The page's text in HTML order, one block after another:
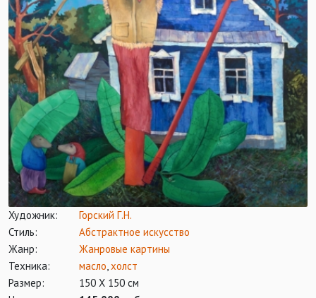
Художник:
Горский Г.Н.
Стиль:
Абстрактное искусство
Жанр:
Жанровые картины
Техника:
масло,холст
Размер:
150 Х 150 см